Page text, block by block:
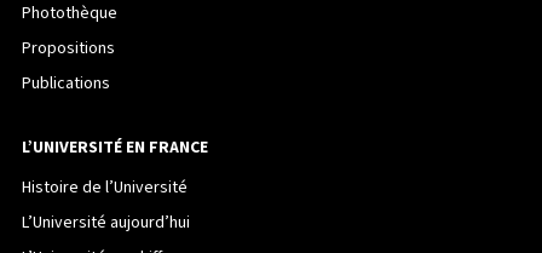
Photothèque
Propositions
Publications
L’UNIVERSITÉ EN FRANCE
Histoire de l’Université
L’Université aujourd’hui